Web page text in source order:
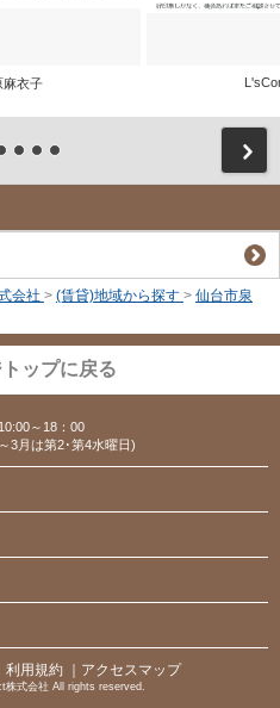
麻衣子
会社 > (賃貸)地域から探す > 仙台市泉
ップに戻る
～18：00
3月は第2･第4水曜日)
利用規約 ｜アクセスマップ
株式会社 All rights reserved.